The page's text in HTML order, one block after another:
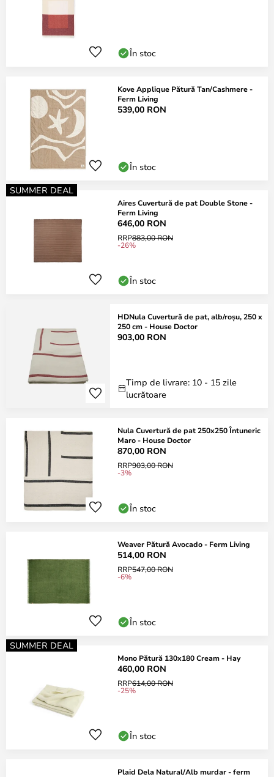
În stoc
Kove Applique Pătură Tan/Cashmere -
Ferm Living
539,00 RON
În stoc
SUMMER DEAL
Aires Cuvertură de pat Double Stone -
Ferm Living
646,00 RON
RRP883,00 RON
-26%
În stoc
HDNula Cuvertură de pat, alb/roșu, 250 x
250 cm - House Doctor
903,00 RON
Timp de livrare: 10 - 15 zile
lucrătoare
Nula Cuvertură de pat 250x250 Întuneric
Maro - House Doctor
870,00 RON
RRP903,00 RON
-3%
În stoc
Weaver Pătură Avocado - Ferm Living
514,00 RON
RRP547,00 RON
-6%
În stoc
SUMMER DEAL
Mono Pătură 130x180 Cream - Hay
460,00 RON
RRP614,00 RON
-25%
În stoc
Plaid Dela Natural/Alb murdar - ferm